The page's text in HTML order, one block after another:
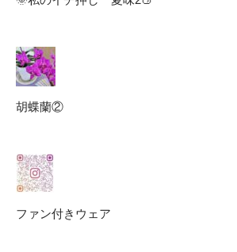
胡蝶蘭②
ファン付きウェア